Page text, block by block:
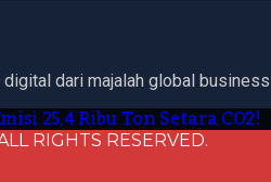
dari majalah global
25,4 Ribu Ton Setara CO2!
RIGHTS RESERVED.